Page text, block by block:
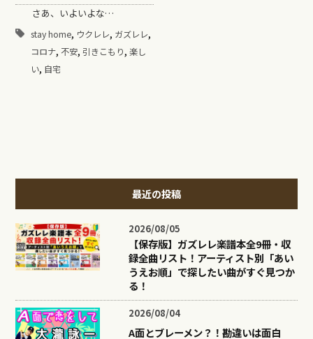
さあ、いよいよな…
stay home, ウクレレ, ガズレレ,
コロナ, 不安, 引きこもり, 楽し
い, 自宅
最近の投稿
2026/08/05
【保存版】ガズレレ楽譜本全9冊・収
録全曲リスト！アーティスト別「あい
うえお順」で探したい曲がすぐ見つか
る！
2026/08/04
A面とブレーメン？！勘違いは面白